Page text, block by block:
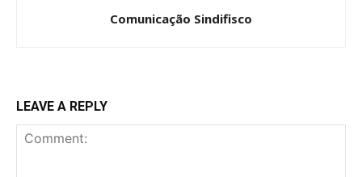
Comunicação Sindifisco
LEAVE A REPLY